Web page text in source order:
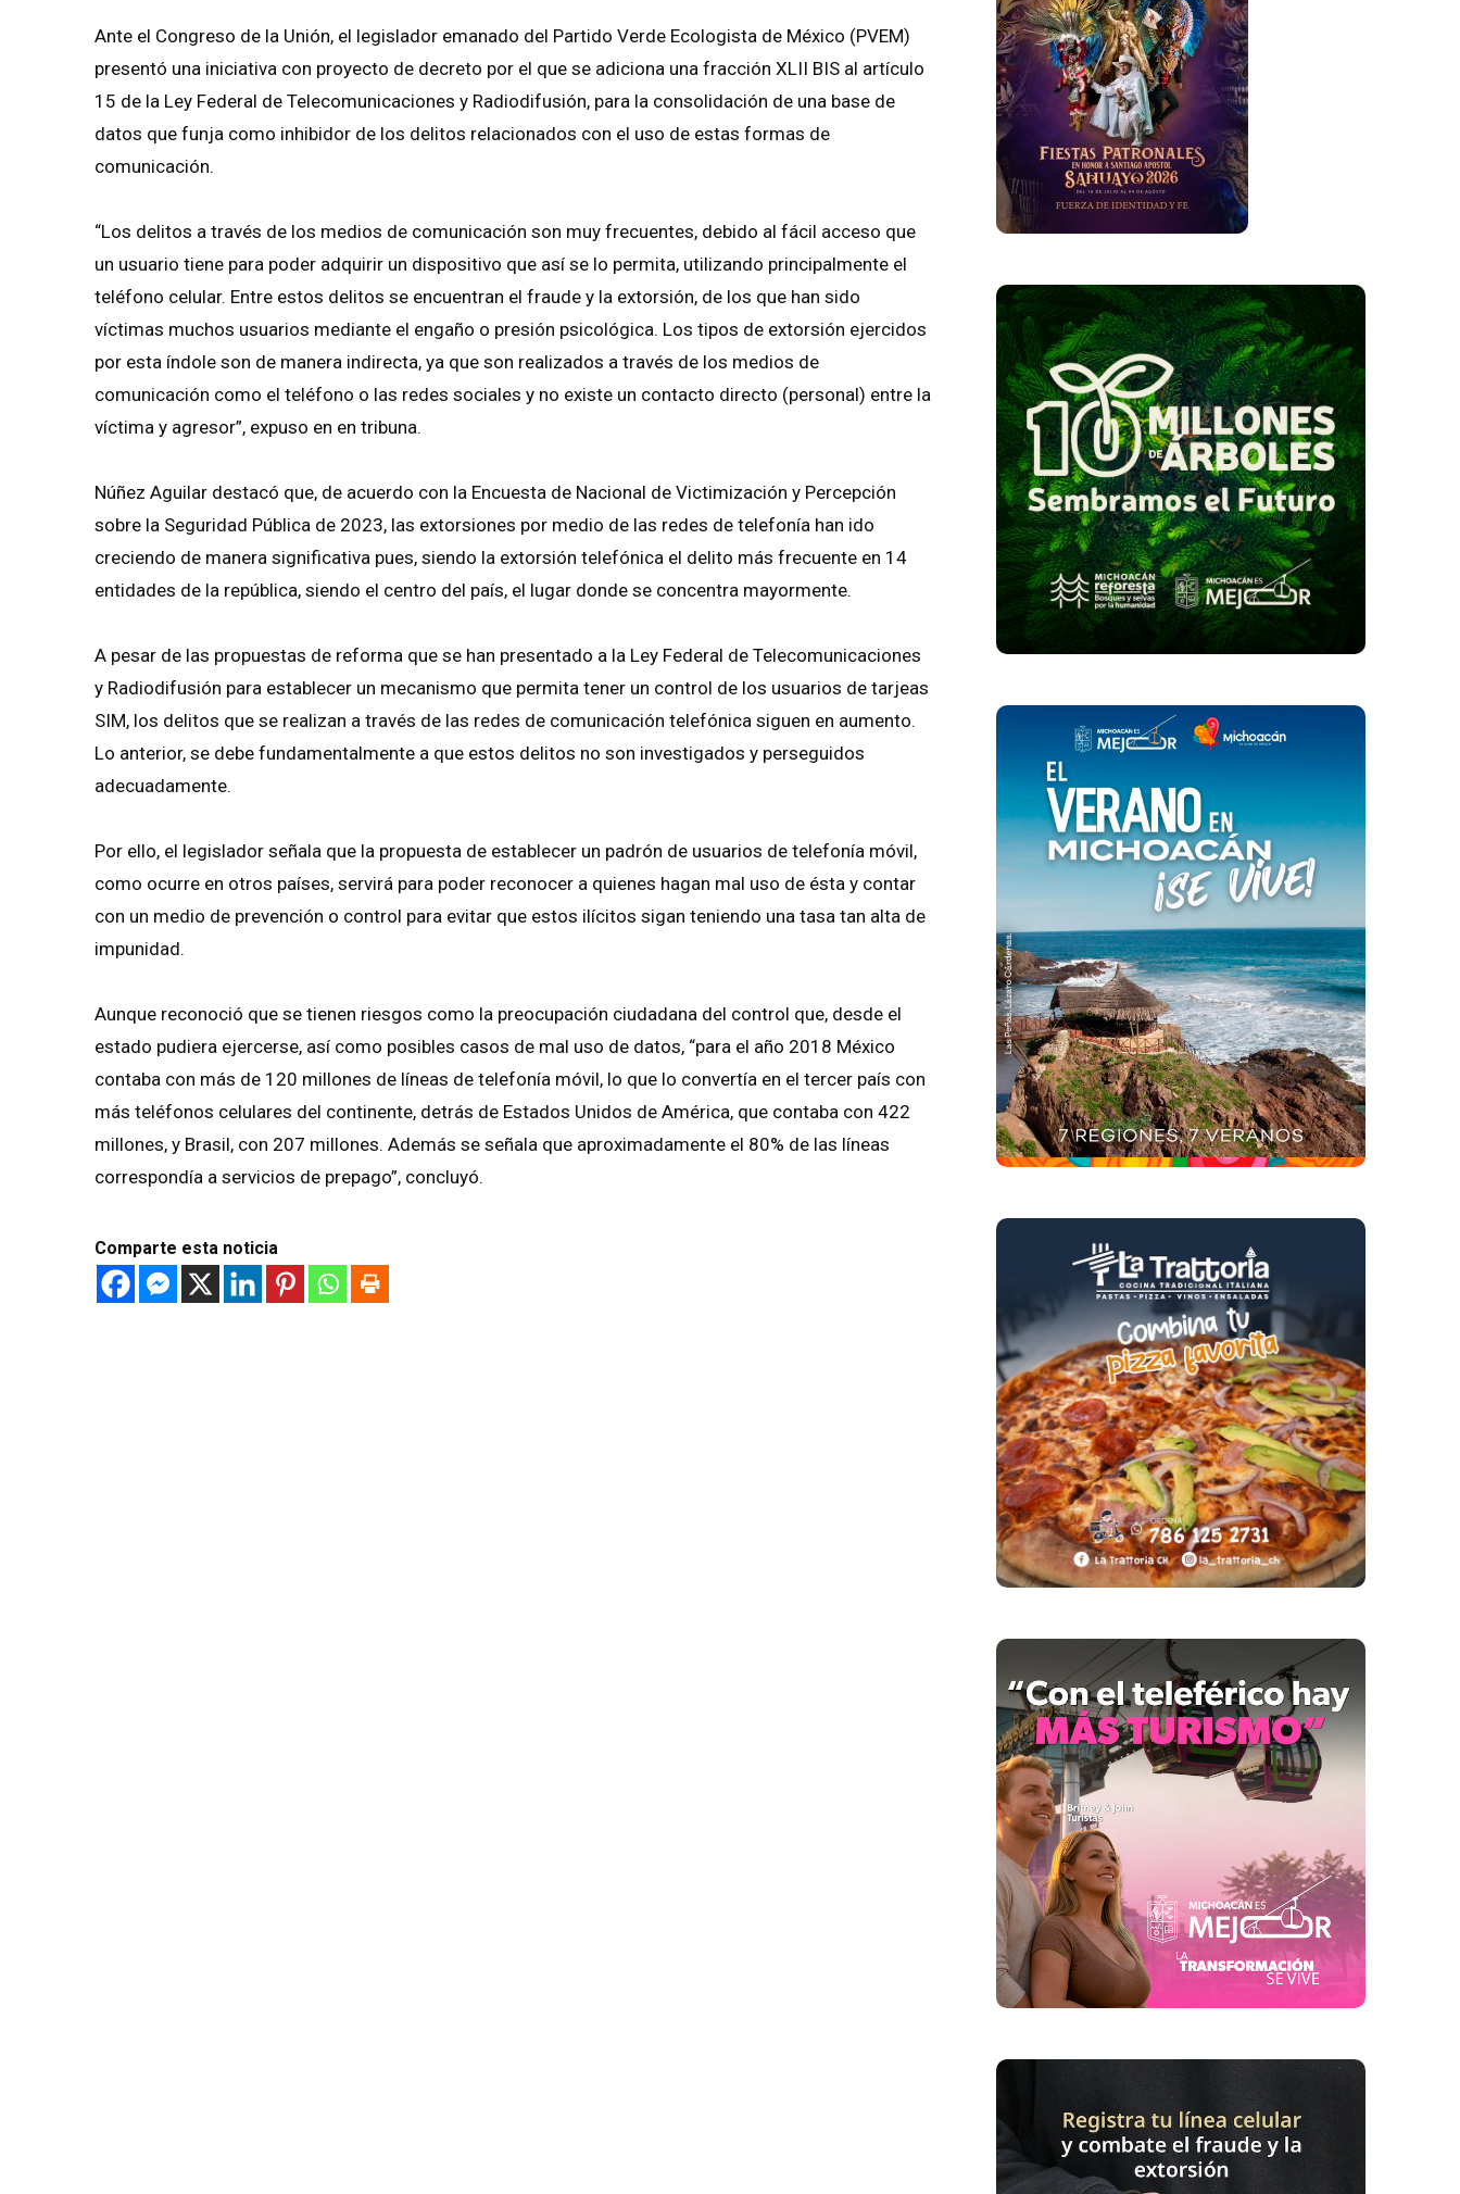
Ante el Congreso de la Unión, el legislador emanado del Partido Verde Ecologista de México (PVEM)
presentó una iniciativa con proyecto de decreto por el que se adiciona una fracción XLII BIS al artículo
15 de la Ley Federal de Telecomunicaciones y Radiodifusión, para la consolidación de una base de
datos que funja como inhibidor de los delitos relacionados con el uso de estas formas de
comunicación.
“Los delitos a través de los medios de comunicación son muy frecuentes, debido al fácil acceso que
un usuario tiene para poder adquirir un dispositivo que así se lo permita, utilizando principalmente el
teléfono celular. Entre estos delitos se encuentran el fraude y la extorsión, de los que han sido
víctimas muchos usuarios mediante el engaño o presión psicológica. Los tipos de extorsión ejercidos
por esta índole son de manera indirecta, ya que son realizados a través de los medios de
comunicación como el teléfono o las redes sociales y no existe un contacto directo (personal) entre la
víctima y agresor”, expuso en en tribuna.
Núñez Aguilar destacó que, de acuerdo con la Encuesta de Nacional de Victimización y Percepción
sobre la Seguridad Pública de 2023, las extorsiones por medio de las redes de telefonía han ido
creciendo de manera significativa pues, siendo la extorsión telefónica el delito más frecuente en 14
entidades de la república, siendo el centro del país, el lugar donde se concentra mayormente.
A pesar de las propuestas de reforma que se han presentado a la Ley Federal de Telecomunicaciones
y Radiodifusión para establecer un mecanismo que permita tener un control de los usuarios de tarjeas
SIM, los delitos que se realizan a través de las redes de comunicación telefónica siguen en aumento.
Lo anterior, se debe fundamentalmente a que estos delitos no son investigados y perseguidos
adecuadamente.
Por ello, el legislador señala que la propuesta de establecer un padrón de usuarios de telefonía móvil,
como ocurre en otros países, servirá para poder reconocer a quienes hagan mal uso de ésta y contar
con un medio de prevención o control para evitar que estos ilícitos sigan teniendo una tasa tan alta de
impunidad.
Aunque reconoció que se tienen riesgos como la preocupación ciudadana del control que, desde el
estado pudiera ejercerse, así como posibles casos de mal uso de datos, “para el año 2018 México
contaba con más de 120 millones de líneas de telefonía móvil, lo que lo convertía en el tercer país con
más teléfonos celulares del continente, detrás de Estados Unidos de América, que contaba con 422
millones, y Brasil, con 207 millones. Además se señala que aproximadamente el 80% de las líneas
correspondía a servicios de prepago”, concluyó.
Comparte esta noticia